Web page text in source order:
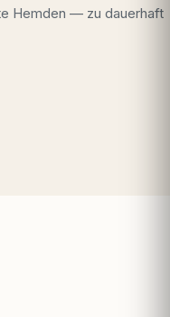
Hemden — zu dauerhaft